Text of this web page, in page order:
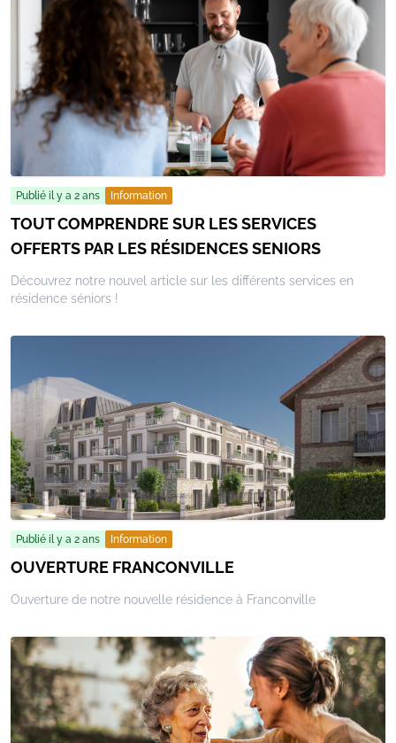
meilleures conditions, il est essentiel de bien la préparer. Cet
article vous propose 5 conseils pratiques pour faciliter ce
déménagement, en prenant en compte les aspects logistiques,
émotionnels et financiers.
Publié il y a 2 ans Information
TOUT COMPRENDRE SUR LES SERVICES
OFFERTS PAR LES RÉSIDENCES SENIORS
Découvrez notre nouvel article sur les différents services en
résidence séniors !
Publié il y a 2 ans Information
OUVERTURE FRANCONVILLE
Ouverture de notre nouvelle résidence à Franconville